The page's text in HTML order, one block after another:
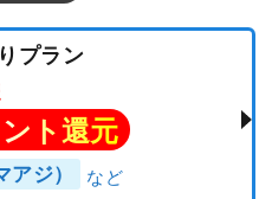
プラン
ト還元
アジ）